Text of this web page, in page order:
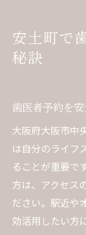
ネッ
一般歯科
歯医者
大阪市
当日
口コ
本町周辺
本町周
安土町で
秘訣
歯医者予約を
大阪府大阪市中
は自分のライフ
ることが重要で
方は、アクセス
ださい。駅近や
効活用したい方